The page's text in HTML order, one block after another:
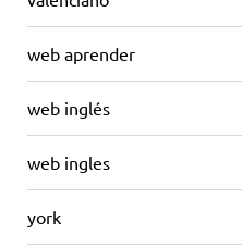
web aprender
web inglés
web ingles
york